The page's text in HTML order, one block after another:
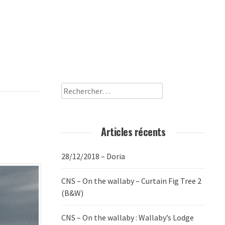
Rechercher :
Articles récents
28/12/2018 – Doria
CNS – On the wallaby – Curtain Fig Tree 2
(B&W)
CNS – On the wallaby : Wallaby’s Lodge